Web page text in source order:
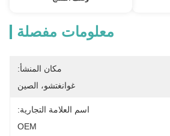
معلومات مفصلة
مكان المنشأ:
غوانغتشو، الصين
اسم العلامة التجارية:
OEM